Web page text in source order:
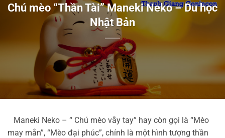
Chú mèo “Thần Tài” Maneki Neko – Du học
Nhật Bản
Maneki Neko – “ Chú mèo vẫy tay” hay còn gọi là “Mèo
may mắn”, “Mèo đại phúc”, chính là một hình tượng thần